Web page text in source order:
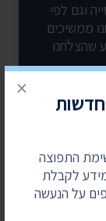
התפוצה
לקבלת
על הנעשה
×
וגם לפי
ממשיכים
שהצלחנו